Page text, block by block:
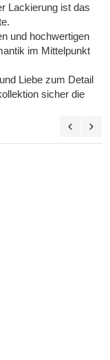
Lackierung ist das
und hochwertigen
im Mittelpunkt
Liebe zum Detail
sicher die